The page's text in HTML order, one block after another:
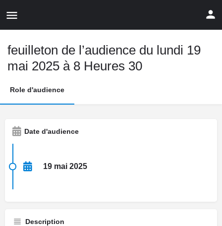
feuilleton de l’audience du lundi 19
mai 2025 à 8 Heures 30
Role d'audience
Date d'audience
19 mai 2025
Description